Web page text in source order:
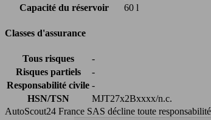
Capacité du réservoir
60 l
Classes d'assurance
Tous risques
-
Risques partiels
-
Responsabilité civile -
HSN/TSN
MJT27x2Bxxxx/n.c.
AutoScout24 France SAS décline toute